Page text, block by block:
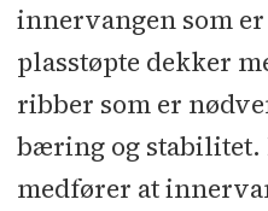
innervangen som
plasstøpte dekker
ribber som er
bæring og stabilitet.
medfører at